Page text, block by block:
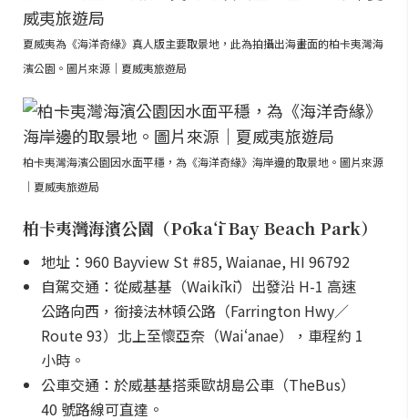
夏威夷為《海洋奇緣》真人版主要取景地，此為拍攝出海畫面的柏卡夷灣海
濱公園。圖片來源｜夏威夷旅遊局
柏卡夷灣海濱公園因水面平穩，為《海洋奇緣》海岸邊的取景地。圖片來源
｜夏威夷旅遊局
柏卡夷灣海濱公園（Pōkaʻī Bay Beach Park）
地址：960 Bayview St #85, Waianae, HI 96792
自駕交通：從威基基（Waikīkī）出發沿 H-1 高速
公路向西，銜接法林頓公路（Farrington Hwy／
Route 93）北上至懷亞奈（Waiʻanae），車程約 1
小時。
公車交通：於威基基搭乘歐胡島公車（TheBus）
40 號路線可直達。